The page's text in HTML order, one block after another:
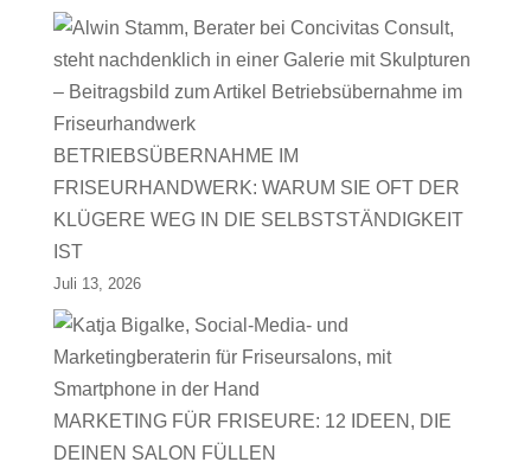
BETRIEBSÜBERNAHME IM
FRISEURHANDWERK: WARUM SIE OFT DER
KLÜGERE WEG IN DIE SELBSTSTÄNDIGKEIT
IST
Juli 13, 2026
MARKETING FÜR FRISEURE: 12 IDEEN, DIE
DEINEN SALON FÜLLEN